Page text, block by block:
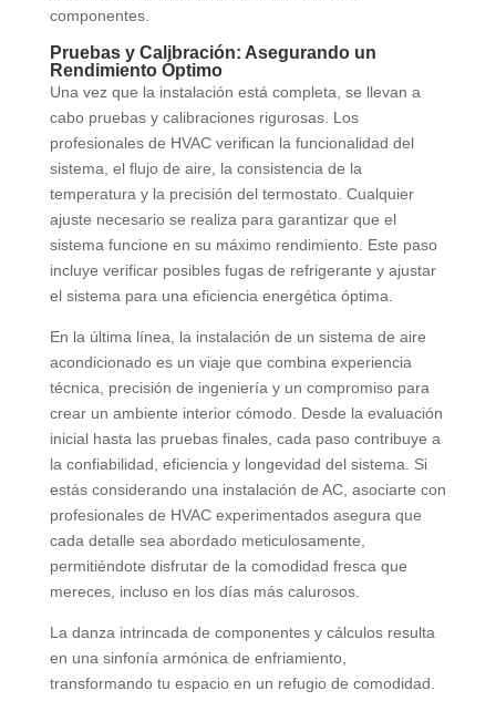
componentes.
Pruebas y Calibración: Asegurando un
Rendimiento Óptimo
Una vez que la instalación está completa, se llevan a
cabo pruebas y calibraciones rigurosas. Los
profesionales de HVAC verifican la funcionalidad del
sistema, el flujo de aire, la consistencia de la
temperatura y la precisión del termostato. Cualquier
ajuste necesario se realiza para garantizar que el
sistema funcione en su máximo rendimiento. Este paso
incluye verificar posibles fugas de refrigerante y ajustar
el sistema para una eficiencia energética óptima.
En la última línea, la instalación de un sistema de aire
acondicionado es un viaje que combina experiencia
técnica, precisión de ingeniería y un compromiso para
crear un ambiente interior cómodo. Desde la evaluación
inicial hasta las pruebas finales, cada paso contribuye a
la confiabilidad, eficiencia y longevidad del sistema. Si
estás considerando una instalación de AC, asociarte con
profesionales de HVAC experimentados asegura que
cada detalle sea abordado meticulosamente,
permitiéndote disfrutar de la comodidad fresca que
mereces, incluso en los días más calurosos.
La danza intrincada de componentes y cálculos resulta
en una sinfonía armónica de enfriamiento,
transformando tu espacio en un refugio de comodidad.